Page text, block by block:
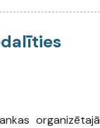
organizētajā